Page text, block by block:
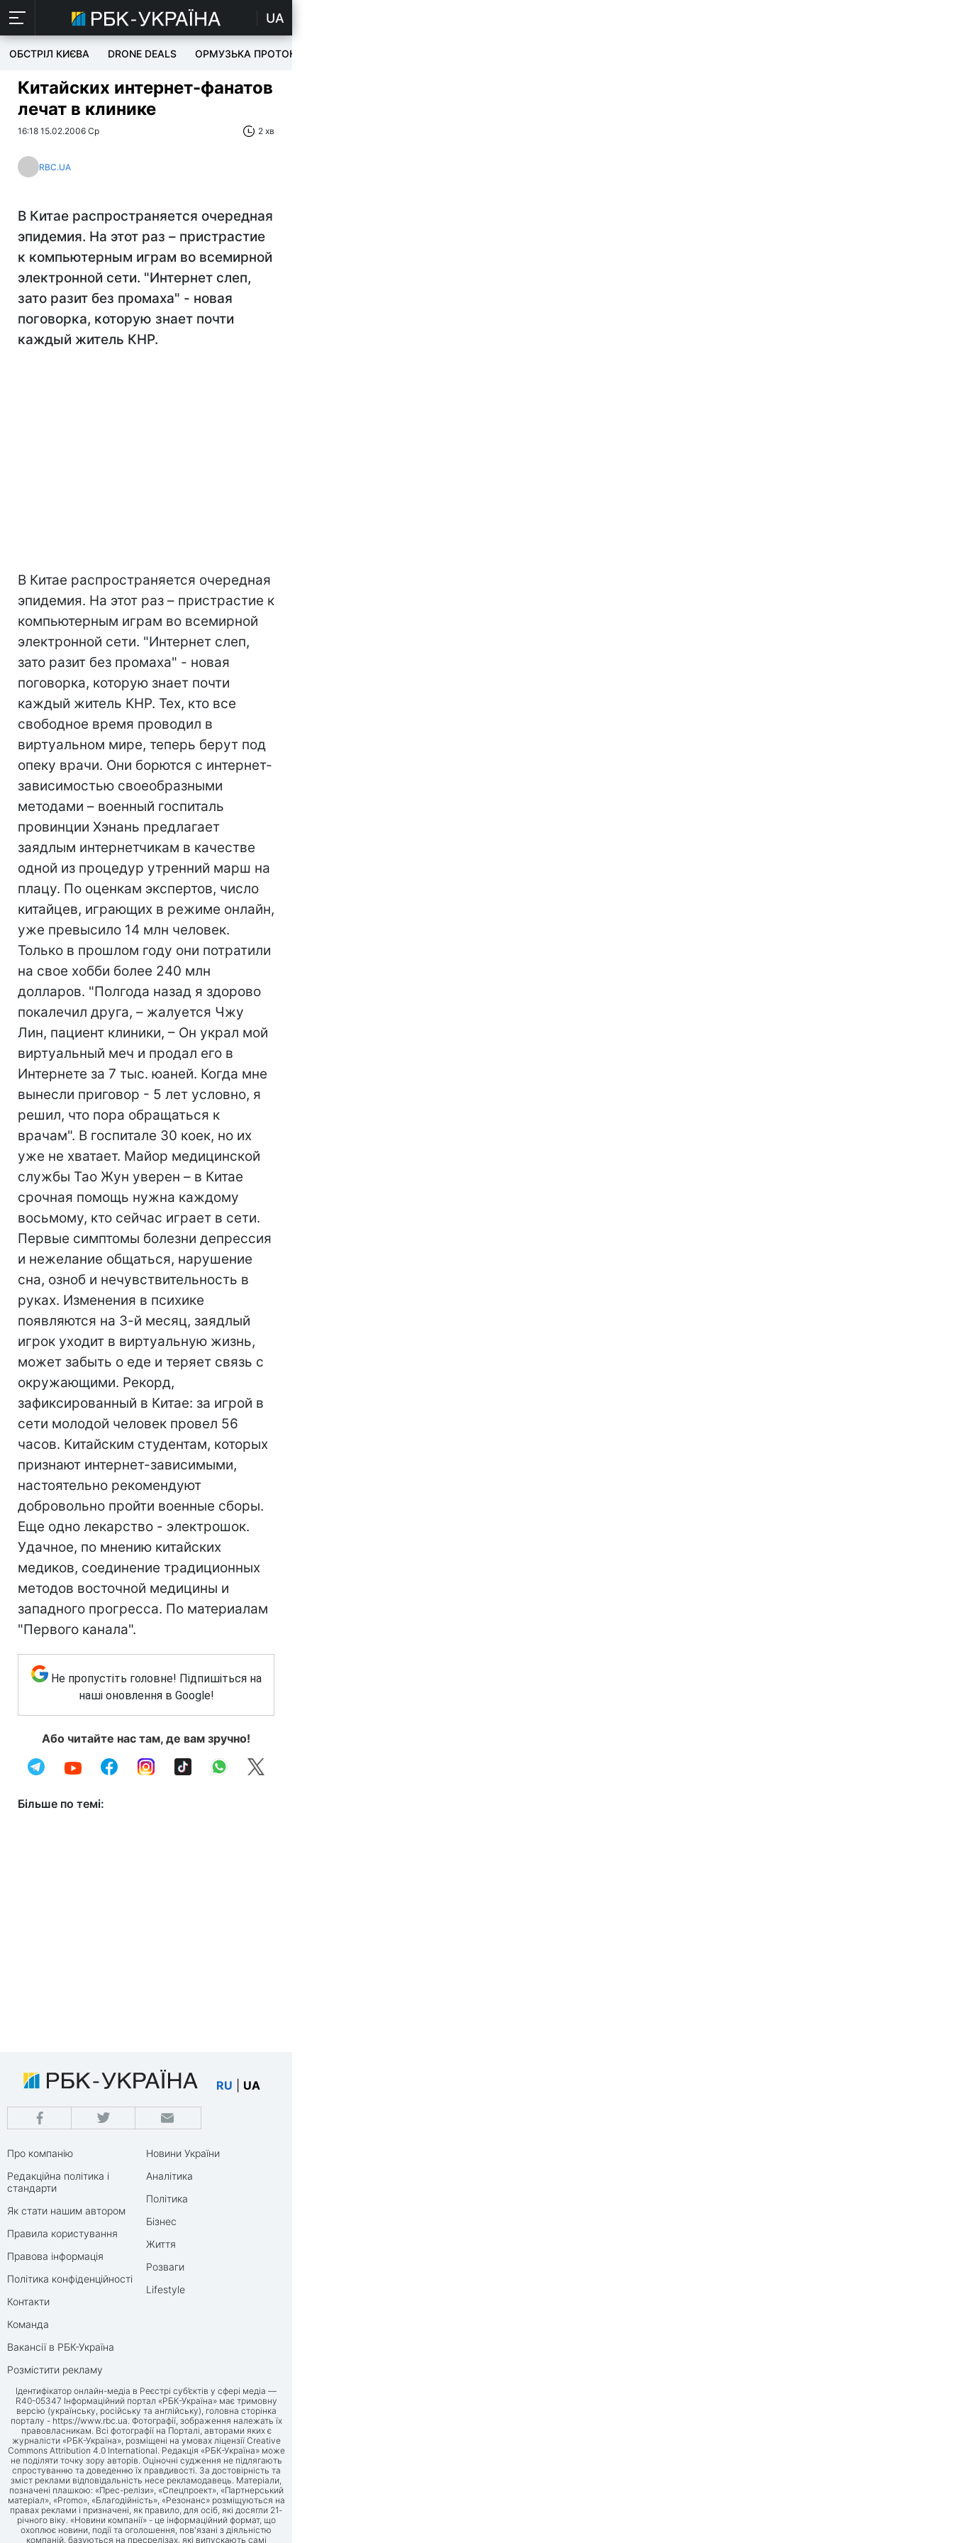
UA
ОБСТРІЛ КИЄВА DRONE DEALS ОРМУЗЬКА ПРОТОКА
Китайских интернет-фанатов
лечат в клинике
16:18 15.02.2006 Ср 2 хв
RBC.UA
В Китае распространяется очередная
эпидемия. На этот раз – пристрастие
к компьютерным играм во всемирной
электронной сети. "Интернет слеп,
зато разит без промаха" - новая
поговорка, которую знает почти
каждый житель КНР.
В Китае распространяется очередная
эпидемия. На этот раз – пристрастие к
компьютерным играм во всемирной
электронной сети. "Интернет слеп,
зато разит без промаха" - новая
поговорка, которую знает почти
каждый житель КНР. Тех, кто все
свободное время проводил в
виртуальном мире, теперь берут под
опеку врачи. Они борются с интернет-
зависимостью своеобразными
методами – военный госпиталь
провинции Хэнань предлагает
заядлым интернетчикам в качестве
одной из процедур утренний марш на
плацу. По оценкам экспертов, число
китайцев, играющих в режиме онлайн,
уже превысило 14 млн человек.
Только в прошлом году они потратили
на свое хобби более 240 млн
долларов. "Полгода назад я здорово
покалечил друга, – жалуется Чжу
Лин, пациент клиники, – Он украл мой
виртуальный меч и продал его в
Интернете за 7 тыс. юаней. Когда мне
вынесли приговор - 5 лет условно, я
решил, что пора обращаться к
врачам". В госпитале 30 коек, но их
уже не хватает. Майор медицинской
службы Тао Жун уверен – в Китае
срочная помощь нужна каждому
восьмому, кто сейчас играет в сети.
Первые симптомы болезни депрессия
и нежелание общаться, нарушение
сна, озноб и нечувствительность в
руках. Изменения в психике
появляются на 3-й месяц, заядлый
игрок уходит в виртуальную жизнь,
может забыть о еде и теряет связь с
окружающими. Рекорд,
зафиксированный в Китае: за игрой в
сети молодой человек провел 56
часов. Китайским студентам, которых
признают интернет-зависимыми,
настоятельно рекомендуют
добровольно пройти военные сборы.
Еще одно лекарство - электрошок.
Удачное, по мнению китайских
медиков, соединение традиционных
методов восточной медицины и
западного прогресса. По материалам
"Первого канала".
Не пропустіть головне! Підпишіться на
наші оновлення в Google!
Або читайте нас там, де вам зручно!
Більше по темі:
RU UA
Про компанію
Редакційна політика і
стандарти
Як стати нашим автором
Правила користування
Правова інформація
Політика конфіденційності
Контакти
Команда
Вакансії в РБК-Україна
Розмістити рекламу
Новини України
Аналітика
Політика
Бізнес
Життя
Розваги
Lifestyle
Ідентифікатор онлайн-медіа в Реєстрі суб’єктів у сфері медіа —
R40-05347 Інформаційний портал «РБК-Україна» має тримовну
версію (українську, російську та англійську), головна сторінка
порталу - https://www.rbc.ua. Фотографії, зображення належать їх
правовласникам. Всі фотографії на Порталі, авторами яких є
журналісти «РБК-Україна», розміщені на умовах ліцензії Creative
Commons Attribution 4.0 International. Редакція «РБК-Україна» може
не поділяти точку зору авторів. Оціночні судження не підлягають
спростуванню та доведенню їх правдивості. За достовірність та
зміст реклами відповідальність несе рекламодавець. Матеріали,
позначені плашкою: «Прес-релізи», «Спецпроект», «Партнерський
матеріал», «Promo», «Благодійність», «Резонанс» розміщуються на
правах реклами і призначені, як правило, для осіб, які досягли 21-
річного віку. «Новини компанії» - це інформаційний формат, що
охоплює новини, події та оголошення, пов'язані з діяльністю
компаній, базуються на пресрелізах, які випускають самі